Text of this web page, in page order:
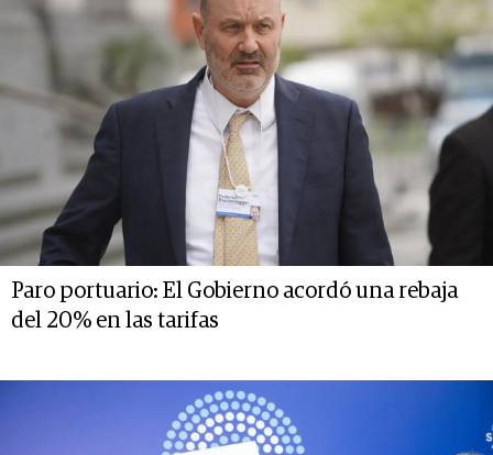
Paro portuario: El Gobierno acordó una rebaja
del 20% en las tarifas